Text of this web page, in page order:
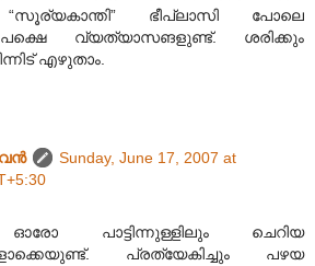
“സൂര്യകാന്തി” ഭീപ്ലാസി പോലെ
വ്യത്യാസങളുണ്ട്. ശരിക്കും
എഴുതാം.
Sunday, June 17, 2007 at
പാട്ടിന്നുള്ളിലും ചെറിയ
പ്രത്യേകിച്ചും പഴയ